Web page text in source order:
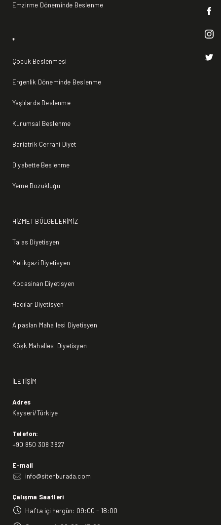
Emzirme Döneminde Beslenme
*
Çocuk Beslenmesi
Ergenlik Döneminde Beslenme
Yaşlılarda Beslenme
Kurumsal Beslenme
Bariatrik Cerrahi Diyet
Diyabette Beslenme
Yeme Bozukluğu
HİZMET BÖLGELERİMİZ
Talas Diyetisyen
Melikgazi Diyetisyen
Kocasinan Diyetisyen
Hacılar Diyetisyen
Alpaslan Mahallesi Diyetisyen
Köşk Mahallesi Diyetisyen
İLETİŞİM
Adres
Kayseri/Türkiye
Telefon:
+90 850 308 3827
E-mail
info@sitenburada.com
Çalışma Saatleri
Hafta içi hergün: 09:00 - 18:00